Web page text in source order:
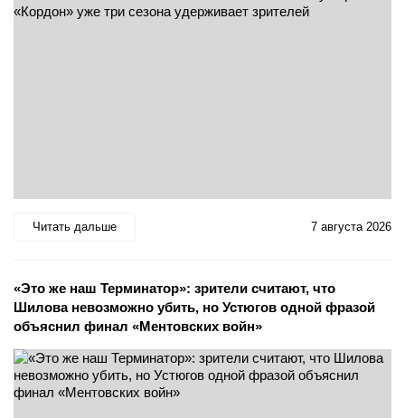
Читать дальше 7 августа 2026
«Это же наш Терминатор»: зрители считают, что
Шилова невозможно убить, но Устюгов одной фразой
объяснил финал «Ментовских войн»